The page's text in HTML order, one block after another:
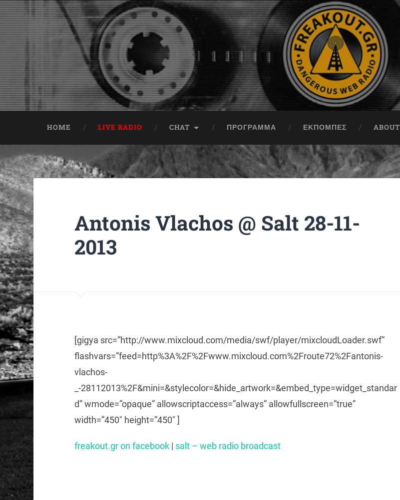
HOME LIVE RADIO CHAT ΠΡΟΓΡΑΜΜΑ ΕΚΠΟΜΠΈΣ ABOUT
Antonis Vlachos @ Salt 28-11-
2013
[gigya src=”http://www.mixcloud.com/media/swf/player/mixcloudLoader.swf”
flashvars=”feed=http%3A%2F%2Fwww.mixcloud.com%2Froute72%2Fantonis-
vlachos-
_-28112013%2F&mini=&stylecolor=&hide_artwork=&embed_type=widget_standar
d” wmode=”opaque” allowscriptaccess=”always” allowfullscreen=”true”
width=”450″ height=”450″ ]
freakout.gr on facebook| salt – web radio broadcast